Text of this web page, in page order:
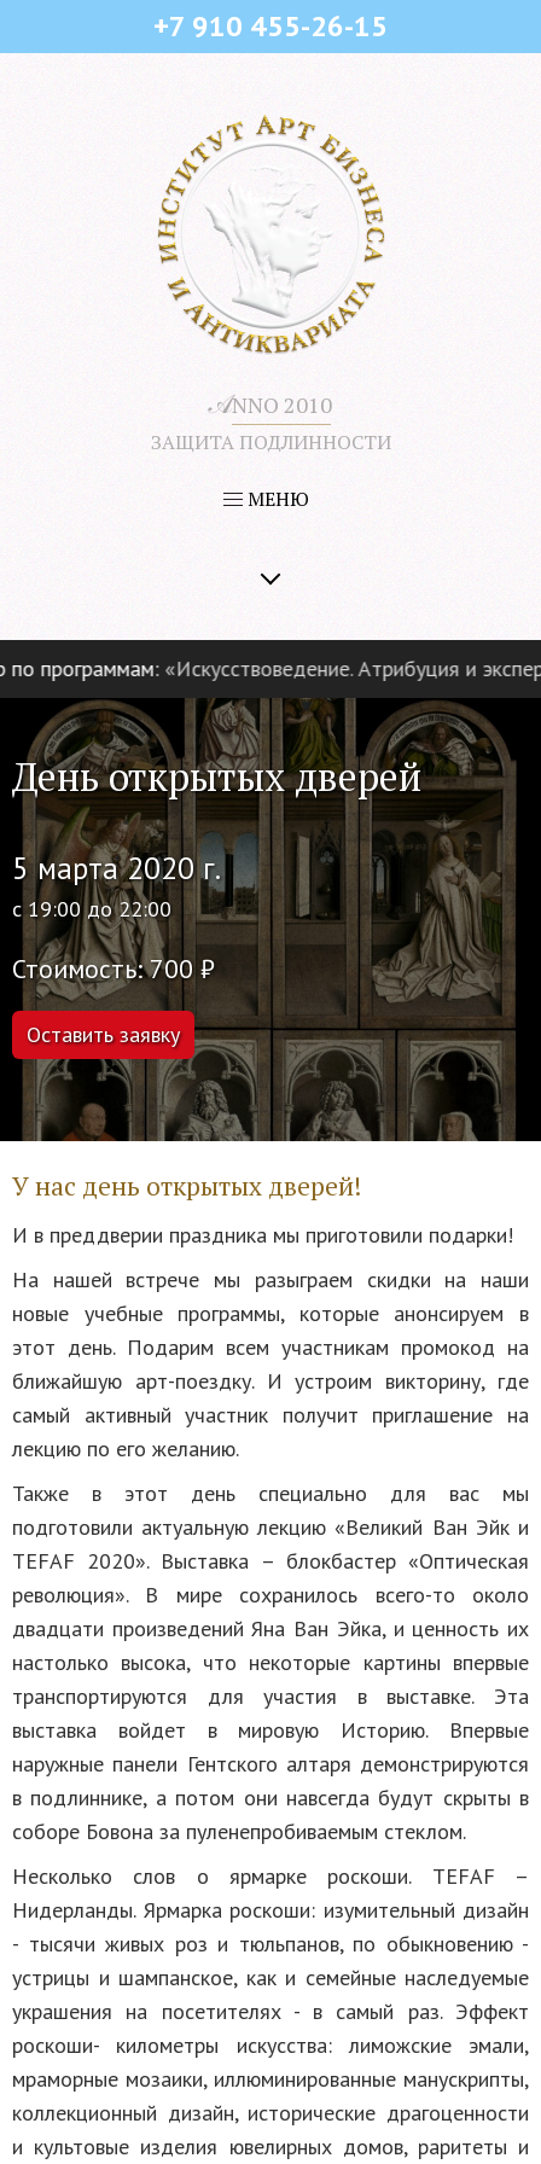
+7 910 455-26-15
𝒜NNO 2010
ЗАЩИТА ПОДЛИННОСТИ
МЕНЮ
программам:«Искусствоведение. Атрибуция и
День открытых дверей
5 марта 2020 г.
с 19:00 до 22:00
Стоимость: 700 ₽
Оставить заявку
У нас день открытых дверей!
И в преддверии праздника мы приготовили подарки!
На нашей встрече мы разыграем скидки на наши
новые учебные программы, которые анонсируем в
этот день. Подарим всем участникам промокод на
ближайшую арт-поездку. И устроим викторину, где
самый активный участник получит приглашение на
лекцию по его желанию.
Также в этот день специально для вас мы
подготовили актуальную лекцию «Великий Ван Эйк и
TEFAF 2020». Выставка – блокбастер «Оптическая
революция». В мире сохранилось всего-то около
двадцати произведений Яна Ван Эйка, и ценность их
настолько высока, что некоторые картины впервые
транспортируются для участия в выставке. Эта
выставка войдет в мировую Историю. Впервые
наружные панели Гентского алтаря демонстрируются
в подлиннике, а потом они навсегда будут скрыты в
соборе Бовона за пуленепробиваемым стеклом.
Несколько слов о ярмарке роскоши. TEFAF –
Нидерланды. Ярмарка роскоши: изумительный дизайн
- тысячи живых роз и тюльпанов, по обыкновению -
устрицы и шампанское, как и семейные наследуемые
украшения на посетителях - в самый раз. Эффект
роскоши- километры искусства: лиможские эмали,
мраморные мозаики, иллюминированные манускрипты,
коллекционный дизайн, исторические драгоценности
и культовые изделия ювелирных домов, раритеты и